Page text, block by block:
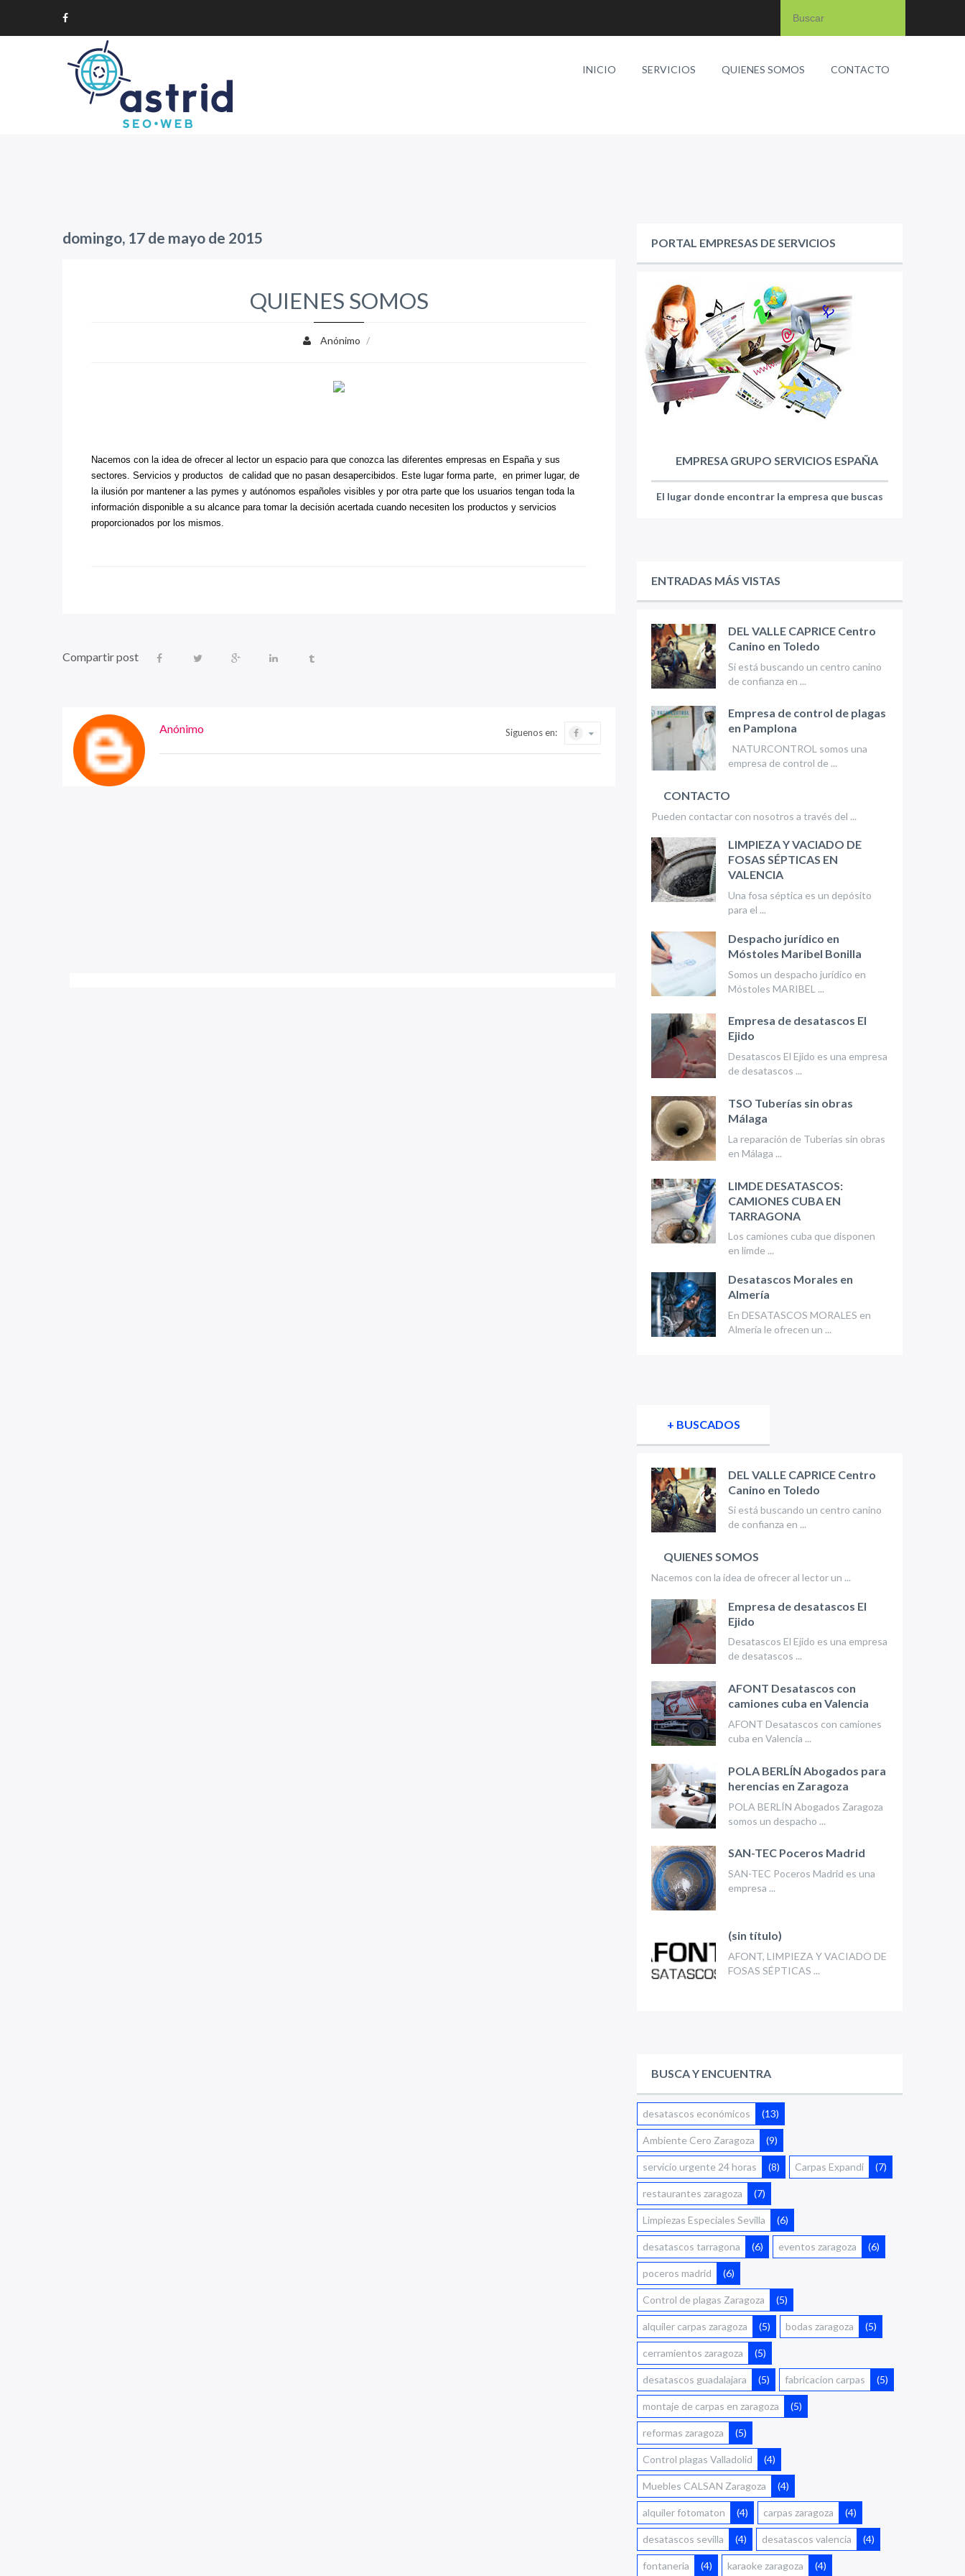
INICIO SERVICIOS QUIENES SOMOS CONTACTO
domingo, 17 de mayo de 2015
QUIENES SOMOS
Anónimo /
Nacemos con la idea de ofrecer al lector un espacio para que conozca las diferentes empresas en España y sus
sectores. Servicios y productos de calidad que no pasan desapercibidos. Este lugar forma parte, en primer lugar, de
la ilusión por mantener a las pymes y autónomos españoles visibles y por otra parte que los usuarios tengan toda la
información disponible a su alcance para tomar la decisión acertada cuando necesiten los productos y servicios
proporcionados por los mismos.
Compartir post
Anónimo Siguenos en:
PORTAL EMPRESAS DE SERVICIOS
EMPRESA GRUPO SERVICIOS ESPAÑA
El lugar donde encontrar la empresa que buscas
ENTRADAS MÁS VISTAS
DEL VALLE CAPRICE Centro
Canino en Toledo
Si está buscando un centro canino
de confianza en ...
Empresa de control de plagas
en Pamplona
NATURCONTROL somos una
empresa de control de ...
CONTACTO
Pueden contactar con nosotros a través del ...
LIMPIEZA Y VACIADO DE
FOSAS SÉPTICAS EN
VALENCIA
Una fosa séptica es un depósito
para el ...
Despacho jurídico en
Móstoles Maribel Bonilla
Somos un despacho jurídico en
Móstoles MARIBEL ...
Empresa de desatascos El
Ejido
Desatascos El Ejido es una empresa
de desatascos ...
TSO Tuberías sin obras
Málaga
La reparación de Tuberías sin obras
en Málaga ...
LIMDE DESATASCOS:
CAMIONES CUBA EN
TARRAGONA
Los camiones cuba que disponen
en limde ...
Desatascos Morales en
Almería
En DESATASCOS MORALES en
Almería le ofrecen un ...
+ BUSCADOS
DEL VALLE CAPRICE Centro
Canino en Toledo
Si está buscando un centro canino
de confianza en ...
QUIENES SOMOS
Nacemos con la idea de ofrecer al lector un ...
Empresa de desatascos El
Ejido
Desatascos El Ejido es una empresa
de desatascos ...
AFONT Desatascos con
camiones cuba en Valencia
AFONT Desatascos con camiones
cuba en Valencia ...
POLA BERLÍN Abogados para
herencias en Zaragoza
POLA BERLÍN Abogados Zaragoza
somos un despacho ...
SAN-TEC Poceros Madrid
SAN-TEC Poceros Madrid es una
empresa ...
(sin título)
AFONT, LIMPIEZA Y VACIADO DE
FOSAS SÉPTICAS ...
BUSCA Y ENCUENTRA
desatascos económicos (13)
Ambiente Cero Zaragoza (9)
servicio urgente 24 horas (8) Carpas Expandi (7)
restaurantes zaragoza (7)
Limpiezas Especiales Sevilla (6)
desatascos tarragona (6) eventos zaragoza (6)
poceros madrid (6)
Control de plagas Zaragoza (5)
alquiler carpas zaragoza (5) bodas zaragoza (5)
cerramientos zaragoza (5)
desatascos guadalajara (5) fabricacion carpas (5)
montaje de carpas en zaragoza (5)
reformas zaragoza (5)
Control plagas Valladolid (4)
Muebles CALSAN Zaragoza (4)
alquiler fotomaton (4) carpas zaragoza (4)
desatascos sevilla (4) desatascos valencia (4)
fontaneria (4) karaoke zaragoza (4)